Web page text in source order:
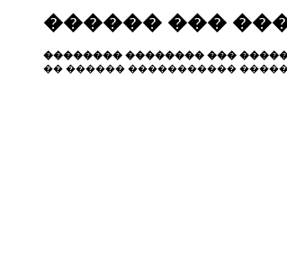
������ ���
�������� �������� ���
�� ������ �����������